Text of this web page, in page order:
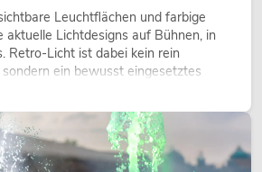
Leuchtflächen und farbige
aktuelle Lichtdesigns auf Bühnen, in
Retro-Licht ist dabei kein rein
ein bewusst eingesetztes
Atmosphäre, gibt Szenen
LED-Setups emotionaler